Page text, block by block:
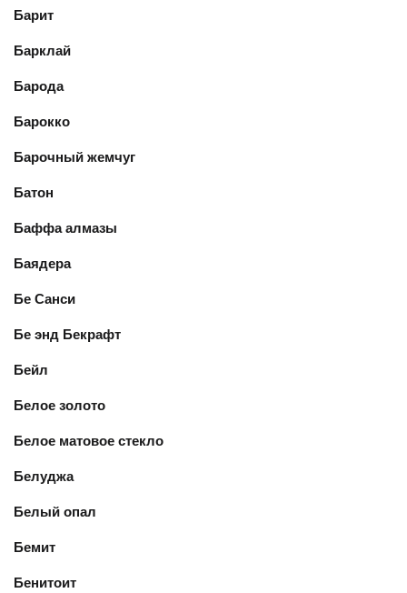
Барит
Барклай
Барода
Барокко
Барочный жемчуг
Батон
Баффа алмазы
Баядера
Бе Санси
Бе энд Бекрафт
Бейл
Белое золото
Белое матовое стекло
Белуджа
Белый опал
Бемит
Бенитоит